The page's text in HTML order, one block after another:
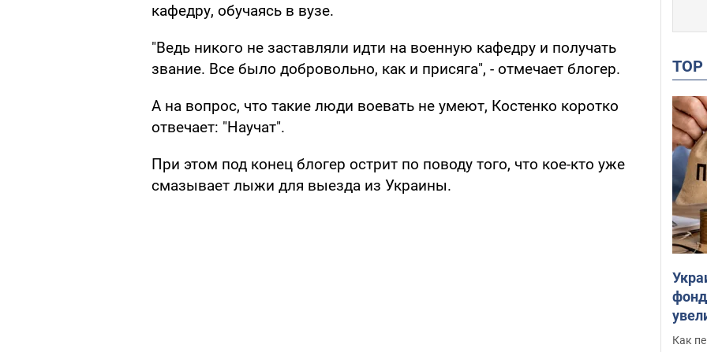
кафедру, обучаясь в вузе.
"Ведь никого не заставляли идти на военную кафедру и получать
звание. Все было добровольно, как и присяга", - отмечает блогер.
А на вопрос, что такие люди воевать не умеют, Костенко коротко
отвечает: "Научат".
При этом под конец блогер острит по поводу того, что кое-кто уже
смазывает лыжи для выезда из Украины.
не
Как